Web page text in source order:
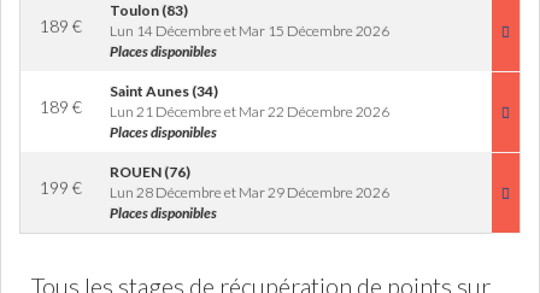
189 €
Toulon (83)
Lun 14 Décembre et Mar 15 Décembre 2026
Places disponibles
189 €
Saint Aunes (34)
Lun 21 Décembre et Mar 22 Décembre 2026
Places disponibles
199 €
ROUEN (76)
Lun 28 Décembre et Mar 29 Décembre 2026
Places disponibles
Tous les stages de récupération de points sur